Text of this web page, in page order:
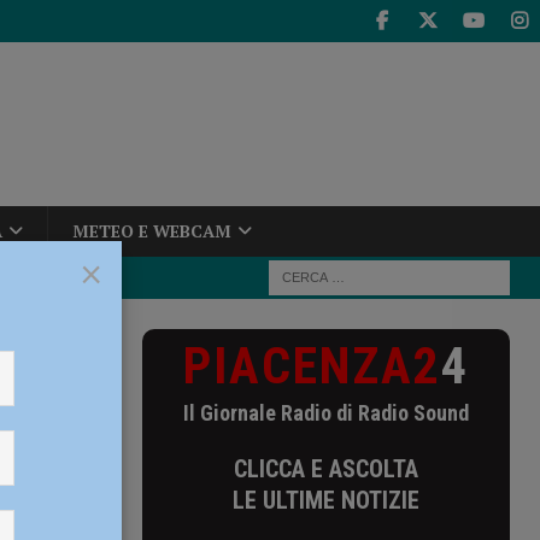
METEO E WEBCAM
fino al
al
PIACENZA24
Il Giornale Radio di Radio Sound
CLICCA E ASCOLTA
LE ULTIME NOTIZIE
×